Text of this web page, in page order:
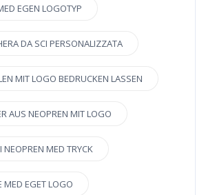
EGEN LOGOTYP
DA SCI PERSONALIZZATA
MIT LOGO BEDRUCKEN LASSEN
AUS NEOPREN MIT LOGO
NEOPREN MED TRYCK
MED EGET LOGO